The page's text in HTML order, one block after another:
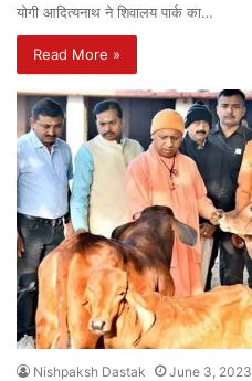
योगी आदित्यनाथ ने शिवालय पार्क का…
Read More »
Nishpaksh Dastak June 3, 2023